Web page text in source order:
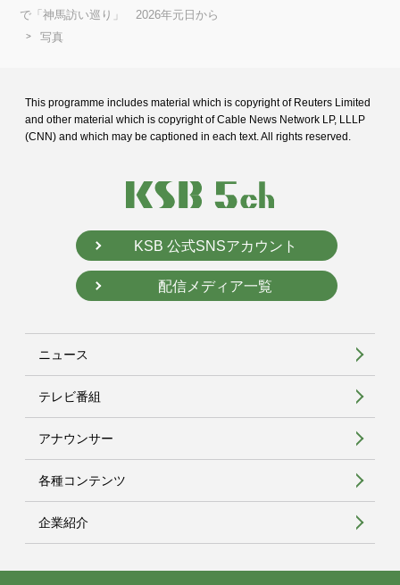
で「神馬訪い巡り」 2026年元日から
写真
This programme includes material which is copyright of Reuters Limited
and other material which is copyright of Cable News Network LP, LLLP
(CNN) and which may be captioned in each text. All rights reserved.
KSB 公式SNSアカウント
配信メディア一覧
ニュース
テレビ番組
アナウンサー
各種コンテンツ
企業紹介